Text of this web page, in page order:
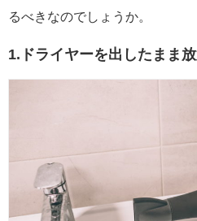
るべきなのでしょうか。
1.ドライヤーを出したまま